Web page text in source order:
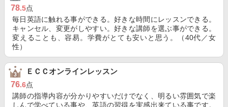
78.5点
毎日英語に触れる事ができる。好きな時間にレッスンできる。
キャンセル、変更がしやすい。好きな講師を選ぶ事ができる。
変えることも、容易。学費がとても安いと思う。（40代／女
性）
ＥＣＣオンラインレッスン
76.6点
講師の指導内容が分かりやすいだけでなく、明るい雰囲気で楽
しんで学べている事や、英語の習得を実感出来ている事です。